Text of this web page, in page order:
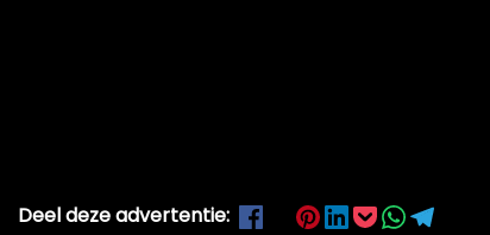
Deel deze advertentie: